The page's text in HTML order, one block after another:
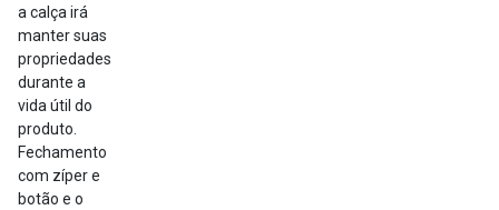
a calça irá
manter suas
propriedades
durante a
vida útil do
produto.
Fechamento
com zíper e
botão e o